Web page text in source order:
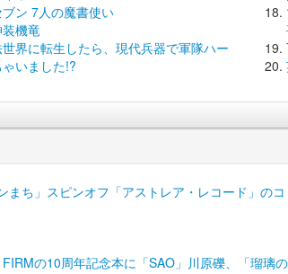
ブン 7人の魔書使い
機竜
界に転生したら、現代兵器で軍隊ハー
いました!?
まち」スピンオフ「アストレア・レコード」の
FIRMの10周年記念本に「SAO」川原礫、「瑠璃